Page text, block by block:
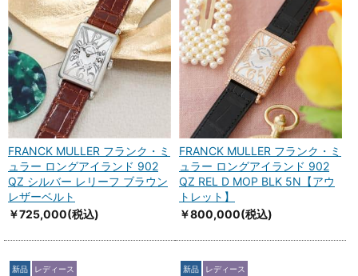
FRANCK MULLER フランク・ミ
ュラー ロングアイランド 902
QZ シルバー レリーフ ブラウン
レザーベルト
￥725,000(税込)
FRANCK MULLER フランク・ミ
ュラー ロングアイランド 902
QZ REL D MOP BLK 5N【アウ
トレット】
￥800,000(税込)
新品 レディース 新品 レディース